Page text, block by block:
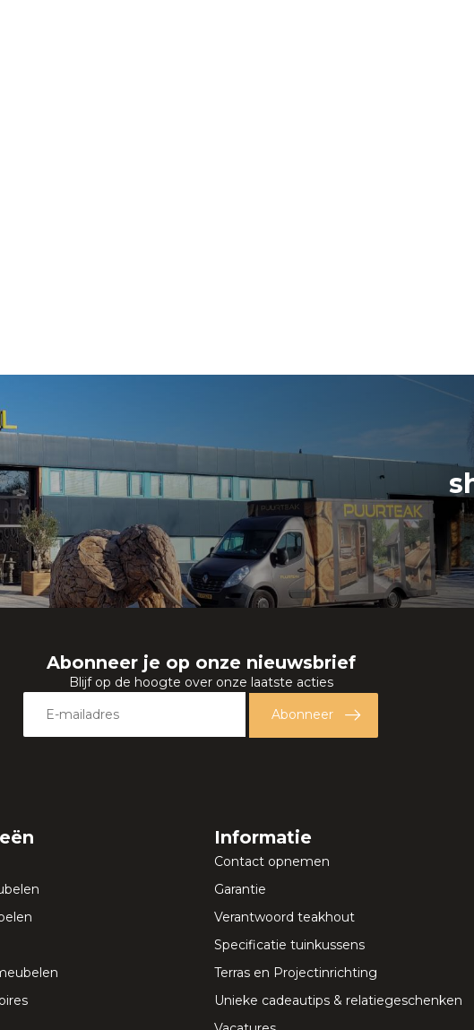
Abonneer je op onze nieuwsbrief
Blijf op de hoogte over onze laatste acties
Abonneer
Informatie
Contact opnemen
Garantie
Verantwoord teakhout
Specificatie tuinkussens
Terras en Projectinrichting
Unieke cadeautips & relatiegeschenken